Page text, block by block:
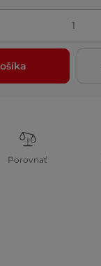
Porovnať